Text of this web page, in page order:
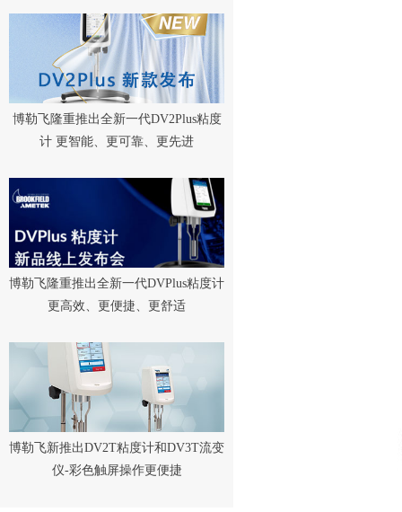
博勒飞隆重推出全新一代DV2Plus粘度
计 更智能、更可靠、更先进
博勒飞隆重推出全新一代DVPlus粘度计
更高效、更便捷、更舒适
博勒飞新推出DV2T粘度计和DV3T流变
仪-彩色触屏操作更便捷